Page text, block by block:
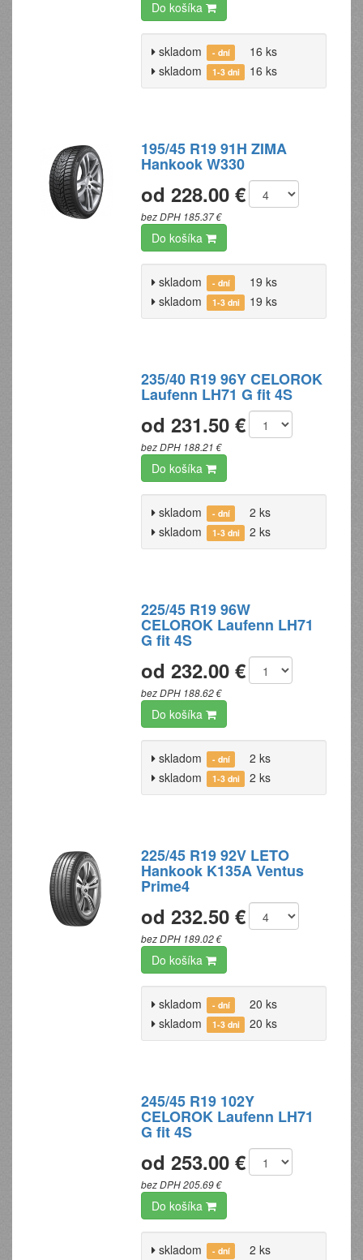
Do košíka
skladom - dní
16 ks
skladom
1-3 dni 16 ks
195/45 R19 91H ZIMA
Hankook W330
od 228.00 €
bez DPH 185.37 €
Do košíka
skladom - dní
19 ks
skladom
1-3 dni 19 ks
235/40 R19 96Y CELOROK
Laufenn LH71 G fit 4S
od 231.50 €
bez DPH 188.21 €
Do košíka
skladom - dní
2 ks
skladom
1-3 dni 2 ks
225/45 R19 96W
CELOROK Laufenn LH71
G fit 4S
od 232.00 €
bez DPH 188.62 €
Do košíka
skladom - dní
2 ks
skladom
1-3 dni 2 ks
225/45 R19 92V LETO
Hankook K135A Ventus
Prime4
od 232.50 €
bez DPH 189.02 €
Do košíka
skladom - dní
20 ks
skladom
1-3 dni 20 ks
245/45 R19 102Y
CELOROK Laufenn LH71
G fit 4S
od 253.00 €
bez DPH 205.69 €
Do košíka
skladom - dní
2 ks